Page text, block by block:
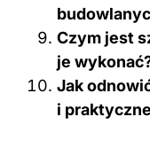
Czym jest
je
Jak
i